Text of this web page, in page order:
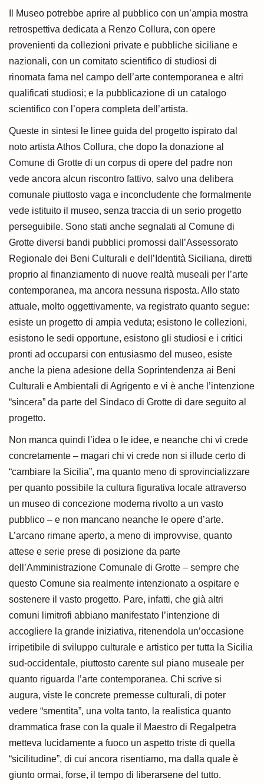
Il Museo potrebbe aprire al pubblico con un’ampia mostra
retrospettiva dedicata a Renzo Collura, con opere
provenienti da collezioni private e pubbliche siciliane e
nazionali, con un comitato scientifico di studiosi di
rinomata fama nel campo dell’arte contemporanea e altri
qualificati studiosi; e la pubblicazione di un catalogo
scientifico con l’opera completa dell’artista.
Queste in sintesi le linee guida del progetto ispirato dal
noto artista Athos Collura, che dopo la donazione al
Comune di Grotte di un corpus di opere del padre non
vede ancora alcun riscontro fattivo, salvo una delibera
comunale piuttosto vaga e inconcludente che formalmente
vede istituito il museo, senza traccia di un serio progetto
perseguibile. Sono stati anche segnalati al Comune di
Grotte diversi bandi pubblici promossi dall’Assessorato
Regionale dei Beni Culturali e dell’Identità Siciliana, diretti
proprio al finanziamento di nuove realtà museali per l’arte
contemporanea, ma ancora nessuna risposta. Allo stato
attuale, molto oggettivamente, va registrato quanto segue:
esiste un progetto di ampia veduta; esistono le collezioni,
esistono le sedi opportune, esistono gli studiosi e i critici
pronti ad occuparsi con entusiasmo del museo, esiste
anche la piena adesione della Soprintendenza ai Beni
Culturali e Ambientali di Agrigento e vi è anche l’intenzione
“sincera” da parte del Sindaco di Grotte di dare seguito al
progetto.
Non manca quindi l’idea o le idee, e neanche chi vi crede
concretamente – magari chi vi crede non si illude certo di
“cambiare la Sicilia”, ma quanto meno di sprovincializzare
per quanto possibile la cultura figurativa locale attraverso
un museo di concezione moderna rivolto a un vasto
pubblico – e non mancano neanche le opere d’arte.
L’arcano rimane aperto, a meno di improvvise, quanto
attese e serie prese di posizione da parte
dell’Amministrazione Comunale di Grotte – sempre che
questo Comune sia realmente intenzionato a ospitare e
sostenere il vasto progetto. Pare, infatti, che già altri
comuni limitrofi abbiano manifestato l’intenzione di
accogliere la grande iniziativa, ritenendola un’occasione
irripetibile di sviluppo culturale e artistico per tutta la Sicilia
sud-occidentale, piuttosto carente sul piano museale per
quanto riguarda l’arte contemporanea. Chi scrive si
augura, viste le concrete premesse culturali, di poter
vedere “smentita”, una volta tanto, la realistica quanto
drammatica frase con la quale il Maestro di Regalpetra
metteva lucidamente a fuoco un aspetto triste di quella
“sicilitudine”, di cui ancora risentiamo, ma dalla quale è
giunto ormai, forse, il tempo di liberarsene del tutto.